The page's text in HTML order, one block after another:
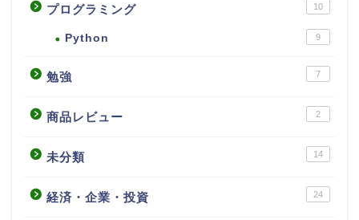
プログラミング 10
Python 9
勉強 7
商品レビュー 2
未分類 14
経済・企業・投資 24